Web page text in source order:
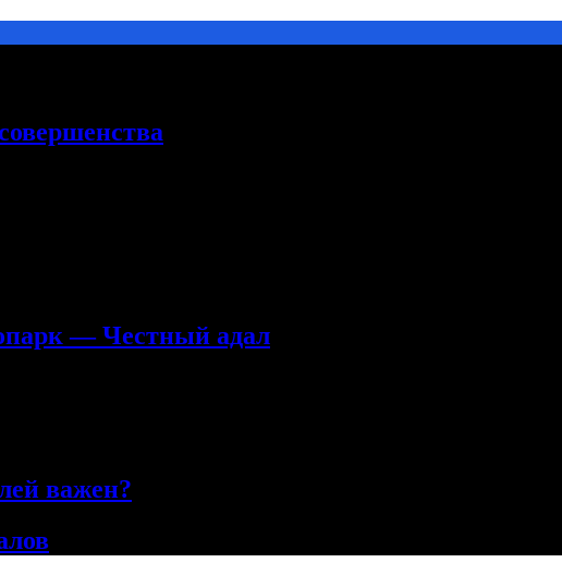
— Честный адал
важен?